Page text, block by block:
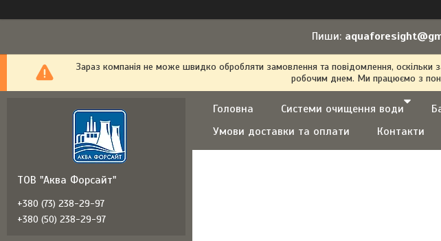
Пиши:
Зараз компанія не може швидко обробляти замовлення та повідомлення, оскільки
робочим днем. Ми працюємо з
Головна Системи очищення води
Умови доставки та оплати
Контакти
ТОВ "Аква Форсайт"
+380 (73) 238-29-97
+380 (50) 238-29-97